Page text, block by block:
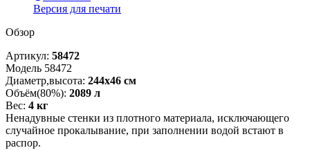
Версия для печати
Обзор
Артикул: 58472
Модель 58472
Диаметр,высота: 244х46 см
Объём(80%): 2089 л
Вес: 4 кг
Ненадувные стенки из плотного материала, исключающего
случайное прокалывание, при заполнении водой встают в
распор.